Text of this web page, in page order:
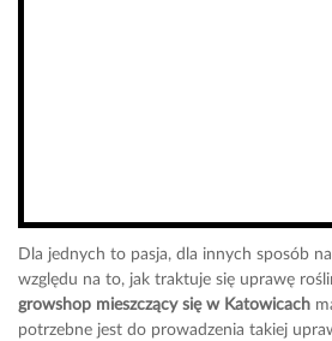
Dla jednych to pasja, dla innych sposób
względu na to, jak traktuje się uprawę
growshop mieszczący się w Katowicach
potrzebne jest do prowadzenia takiej